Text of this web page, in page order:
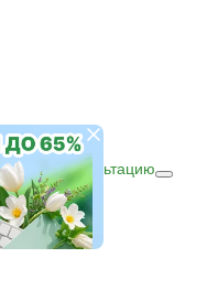
500-30-45
консультацию